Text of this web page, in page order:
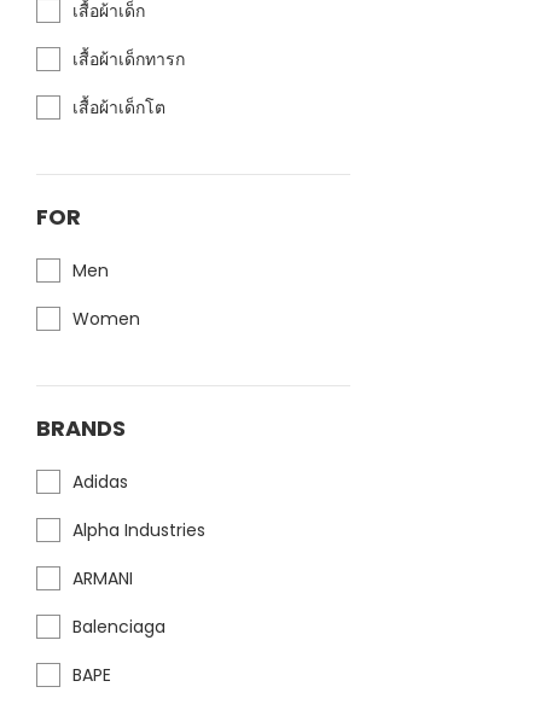
เสื้อผ้าเด็ก
เสื้อผ้าเด็กทารก
เสื้อผ้าเด็กโต
FOR
Men
Women
BRANDS
Adidas
Alpha Industries
ARMANI
Balenciaga
BAPE